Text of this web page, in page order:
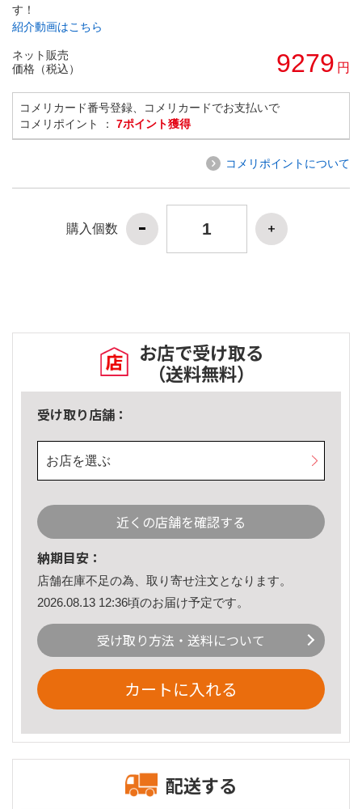
す！
紹介動画はこちら
ネット販売
価格（税込）
9279 円
コメリカード番号登録、コメリカードでお支払いで
コメリポイント ： 7ポイント獲得
コメリポイントについて
購入個数
お店で受け取る
（送料無料）
受け取り店舗：
お店を選ぶ
近くの店舗を確認する
納期目安：
店舗在庫不足の為、取り寄せ注文となります。
2026.08.13 12:36頃のお届け予定です。
受け取り方法・送料について
カートに入れる
配送する